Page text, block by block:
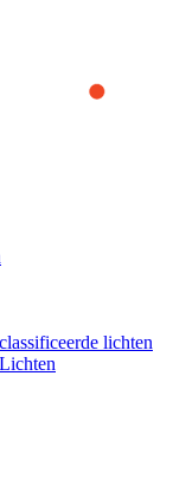
best experience
you accept
website is used and
to find out how
lichten